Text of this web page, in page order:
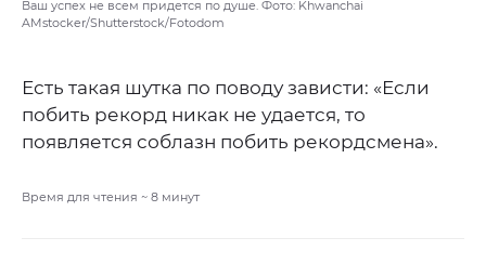
Ваш успех не всем придется по душе. Фото: Khwanchai
AMstocker/Shutterstock/Fotodom
Есть такая шутка по поводу зависти: «Если
побить рекорд никак не удается, то
появляется соблазн побить рекордсмена».
Время для чтения ~ 8 минут